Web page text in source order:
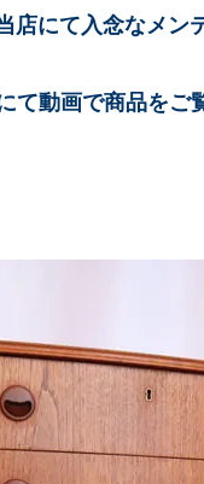
にて入念なメン
動画で商品をご